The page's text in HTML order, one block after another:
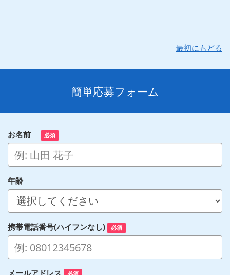
最初にもどる
簡単応募フォーム
お名前 必須
年齢
携帯電話番号(ハイフンなし) 必須